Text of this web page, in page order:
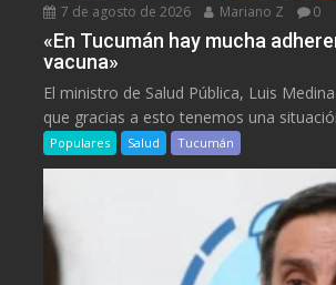
7 de agosto de 2026 Mariano Z 0
«En Tucumán hay mucha
vacuna»
El ministro de Salud Pública, Luis
que gracias a esto tenemos una
Populares Salud Tucumán